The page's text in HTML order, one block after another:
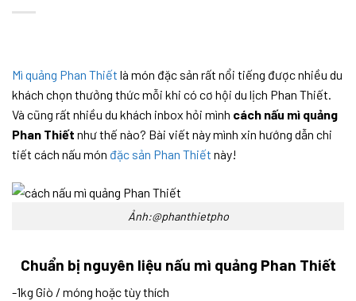
Mì quảng Phan Thiết là món đặc sản rất nổi tiếng được nhiều du
khách chọn thưởng thức mỗi khi có cơ hội du lịch Phan Thiết.
Và cũng rất nhiều du khách inbox hỏi mình cách nấu mì quảng
Phan Thiết như thế nào? Bài viết này mình xin hướng dẫn chi
tiết cách nấu món đặc sản Phan Thiết này!
Ảnh:@phanthietpho
Chuẩn bị nguyên liệu nấu mì quảng Phan Thiết
-1kg Giò / móng hoặc tùy thích